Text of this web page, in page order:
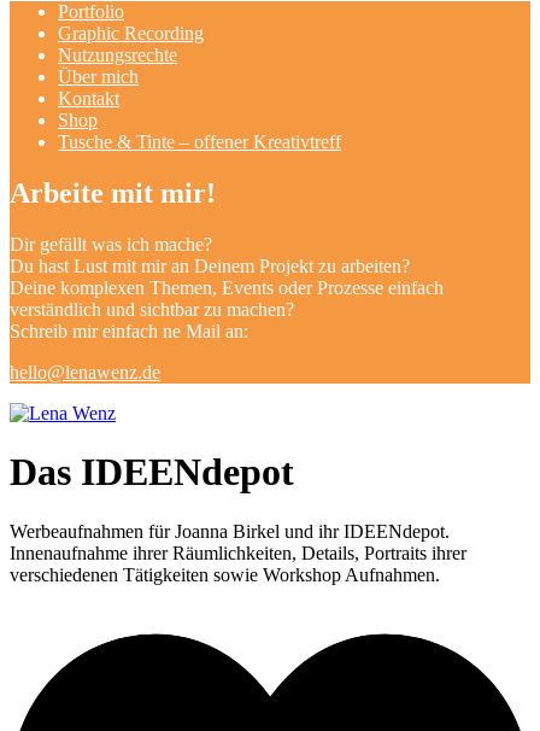
Portfolio
Graphic Recording
Nutzungsrechte
Über mich
Kontakt
Shop
Tusche & Tinte – offener Kreativtreff
Arbeite mit mir!
Dir gefällt was ich mache?
Du hast Lust mit mir an Deinem Projekt zu arbeiten?
Deine komplexen Themen, Events oder Prozesse einfach
verständlich und sichtbar zu machen?
Schreib mir einfach ne Mail an:
hello@lenawenz.de
Das IDEENdepot
Werbeaufnahmen für Joanna Birkel und ihr IDEENdepot.
Innenaufnahme ihrer Räumlichkeiten, Details, Portraits ihrer
verschiedenen Tätigkeiten sowie Workshop Aufnahmen.